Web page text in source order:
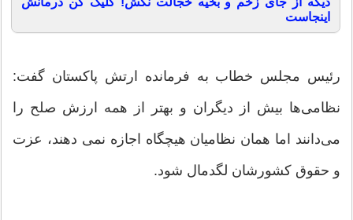
اینجاست
رئیس مجلس خطاب به فرمانده ارتش پاکستان گفت:
نظامی‌ها بیش از دیگران و بهتر از همه ارزش صلح را
می‌دانند اما همان نظامیان هیچگاه اجازه نمی دهند، عزت
و حقوق کشورشان لگدمال شود.